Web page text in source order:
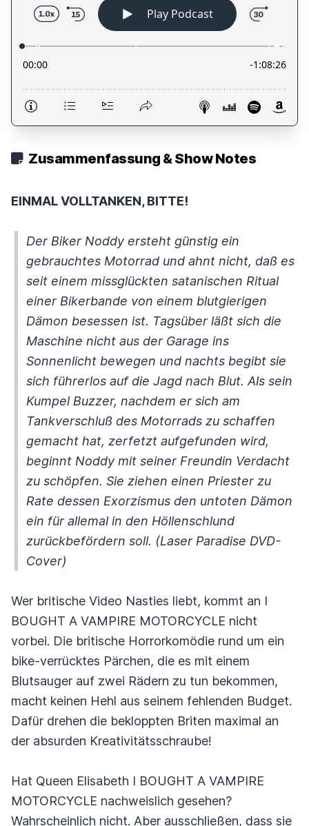
Zusammenfassung & Show Notes
EINMAL VOLLTANKEN, BITTE!
Der Biker Noddy ersteht günstig ein
gebrauchtes Motorrad und ahnt nicht, daß es
seit einem missglückten satanischen Ritual
einer Bikerbande von einem blutgierigen
Dämon besessen ist. Tagsüber läßt sich die
Maschine nicht aus der Garage ins
Sonnenlicht bewegen und nachts begibt sie
sich führerlos auf die Jagd nach Blut. Als sein
Kumpel Buzzer, nachdem er sich am
Tankverschluß des Motorrads zu schaffen
gemacht hat, zerfetzt aufgefunden wird,
beginnt Noddy mit seiner Freundin Verdacht
zu schöpfen. Sie ziehen einen Priester zu
Rate dessen Exorzismus den untoten Dämon
ein für allemal in den Höllenschlund
zurückbefördern soll. (Laser Paradise DVD-
Cover)
Wer britische Video Nasties liebt, kommt an I
BOUGHT A VAMPIRE MOTORCYCLE nicht
vorbei. Die britische Horrorkomödie rund um ein
bike-verrücktes Pärchen, die es mit einem
Blutsauger auf zwei Rädern zu tun bekommen,
macht keinen Hehl aus seinem fehlenden Budget.
Dafür drehen die bekloppten Briten maximal an
der absurden Kreativitätsschraube!
Hat Queen Elisabeth I BOUGHT A VAMPIRE
MOTORCYCLE nachweislich gesehen?
Wahrscheinlich nicht. Aber ausschließen, dass sie